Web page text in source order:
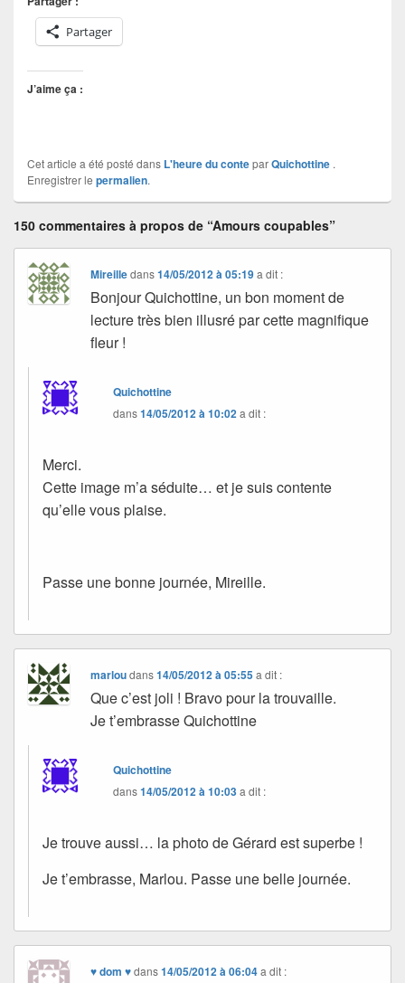
Partager
J’aime ça :
Cet article a été posté dans L'heure du conteparQuichottine .
Enregistrer le permalien.
150 commentaires à propos de “Amours coupables”
Mireilledans14/05/2012 à 05:19 a dit :
Bonjour Quichottine, un bon moment de
lecture très bien illusré par cette magnifique
fleur !
Quichottine
dans14/05/2012 à 10:02a dit :
Merci.
Cette image m’a séduite… et je suis contente
qu’elle vous plaise.
Passe une bonne journée, Mireille.
marloudans14/05/2012 à 05:55 a dit :
Que c’est joli ! Bravo pour la trouvaille.
Je t’embrasse Quichottine
Quichottine
dans14/05/2012 à 10:03a dit :
Je trouve aussi… la photo de Gérard est superbe !
Je t’embrasse, Marlou. Passe une belle journée.
♥ dom ♥dans14/05/2012 à 06:04 a dit :